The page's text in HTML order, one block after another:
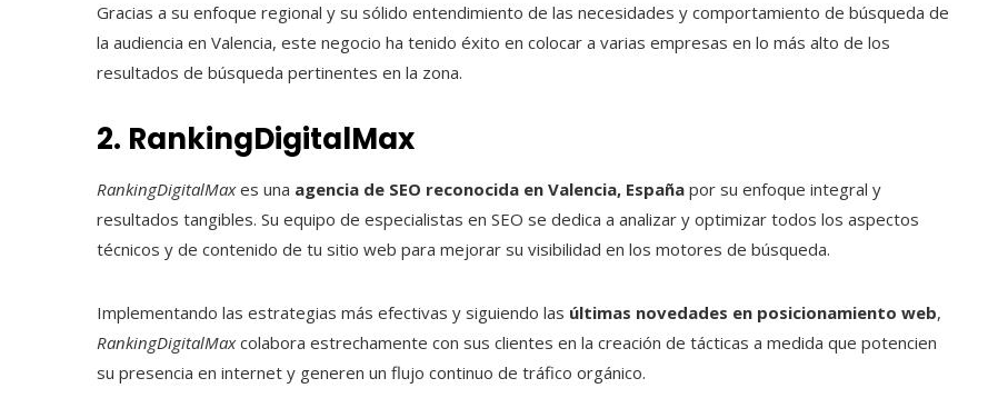
Gracias a su enfoque regional y su sólido entendimiento de las necesidades y comportamiento de búsqueda de
la audiencia en Valencia, este negocio ha tenido éxito en colocar a varias empresas en lo más alto de los
resultados de búsqueda pertinentes en la zona.
2. RankingDigitalMax
RankingDigitalMaxes una agencia de SEO reconocida en Valencia, España por su enfoque integral y
resultados tangibles. Su equipo de especialistas en SEO se dedica a analizar y optimizar todos los aspectos
técnicos y de contenido de tu sitio web para mejorar su visibilidad en los motores de búsqueda.
Implementando las estrategias más efectivas y siguiendo las últimas novedades en posicionamiento web,
RankingDigitalMaxcolabora estrechamente con sus clientes en la creación de tácticas a medida que potencien
su presencia en internet y generen un flujo continuo de tráfico orgánico.